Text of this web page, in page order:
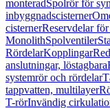
monteradSpolrör för
inbyggnadscisterner
cisternerReservdelar
MonolithSpolventiler
RördelarKopplingar
anslutningar, löstagbara
systemrör och rördelar
tappvatten, multilayer
T-rörInvändig